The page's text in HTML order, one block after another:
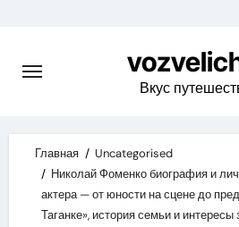
content
Вкус
Главная
Uncategorised
Николай Фоменко биография и
актера — от юности на сцене до
Таганке», история семьи и